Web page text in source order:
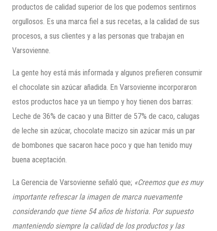
productos de calidad superior de los que podemos sentirnos
orgullosos. Es una marca fiel a sus recetas, a la calidad de sus
procesos, a sus clientes y a las personas que trabajan en
Varsovienne.
La gente hoy está más informada y algunos prefieren consumir
el chocolate sin azúcar añadida. En Varsovienne incorporaron
estos productos hace ya un tiempo y hoy tienen dos barras:
Leche de 36% de cacao y una Bitter de 57% de caco, calugas
de leche sin azúcar, chocolate macizo sin azúcar más un par
de bombones que sacaron hace poco y que han tenido muy
buena aceptación.
La Gerencia de Varsovienne señaló que; «Creemos que es muy
importante refrescar la imagen de marca nuevamente
considerando que tiene 54 años de historia. Por supuesto
manteniendo siempre la calidad de los productos y las